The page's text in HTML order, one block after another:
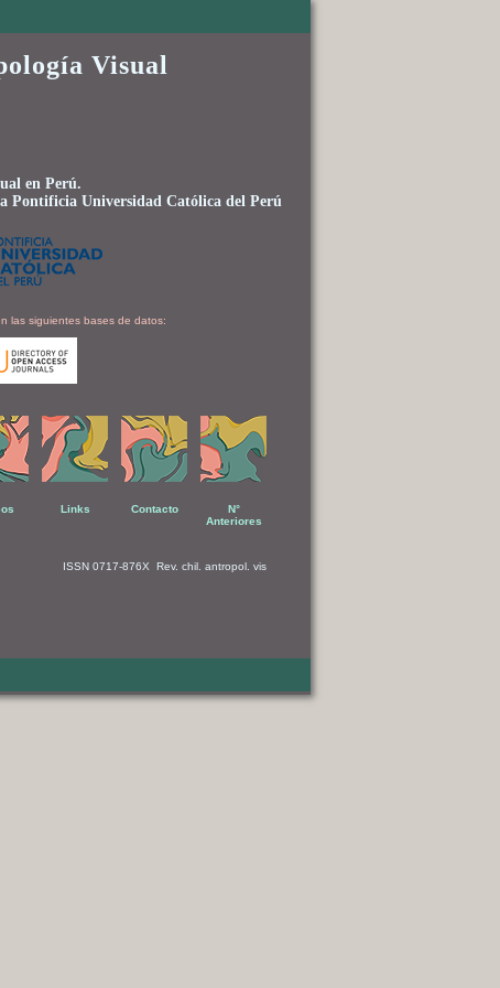
Visual
en Perú.
Pontificia Universidad Católica del Perú
las siguientes bases de datos:
Links Contacto
N°
Anteriores
ISSN 0717-876X Rev. chil. antropol. vis